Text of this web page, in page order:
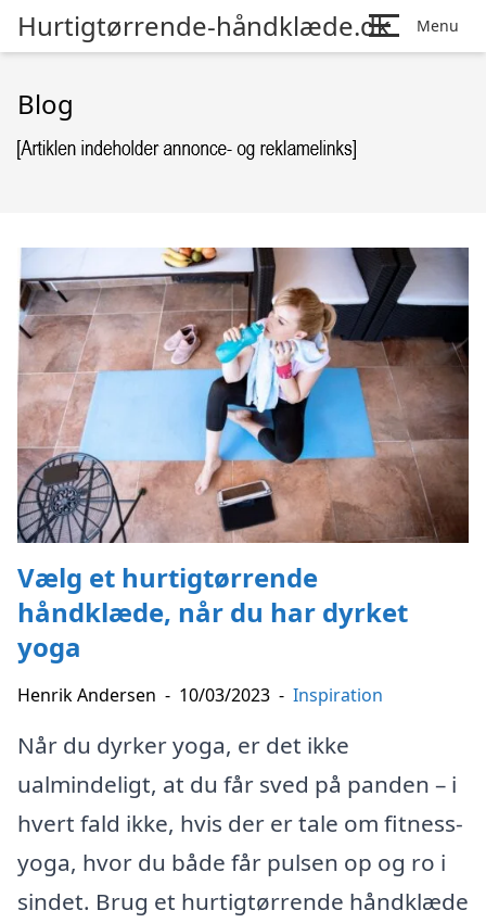
Hurtigtørrende-håndklæde.dk Menu
Blog
Vælg et hurtigtørrende
håndklæde, når du har dyrket
yoga
Henrik Andersen - 10/03/2023 - Inspiration
Når du dyrker yoga, er det ikke
ualmindeligt, at du får sved på panden – i
hvert fald ikke, hvis der er tale om fitness-
yoga, hvor du både får pulsen op og ro i
sindet. Brug et hurtigtørrende håndklæde